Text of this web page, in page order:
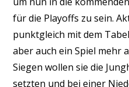
für die Playoffs zu sein.
punktgleich mit dem
aber auch ein Spiel mehr
Siegen wollen sie die
setzten und bei einer